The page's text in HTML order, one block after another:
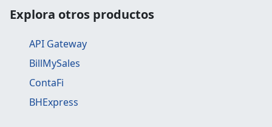
Explora otros productos
API Gateway
BillMySales
ContaFi
BHExpress